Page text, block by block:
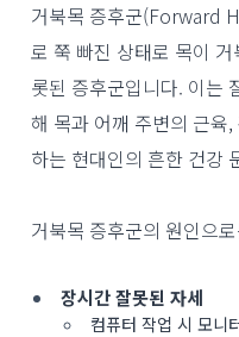
거북목 증후군(Forward
로 쭉 빠진 상태로 목이
롯된 증후군입니다. 이는
해 목과 어깨 주변의 근육
하는 현대인의 흔한 건강
거북목 증후군의 원인으
장시간 잘못된 자세
컴퓨터 작업 시 모니